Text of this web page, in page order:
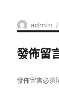
作
者
admin
發佈留
發佈留言必須